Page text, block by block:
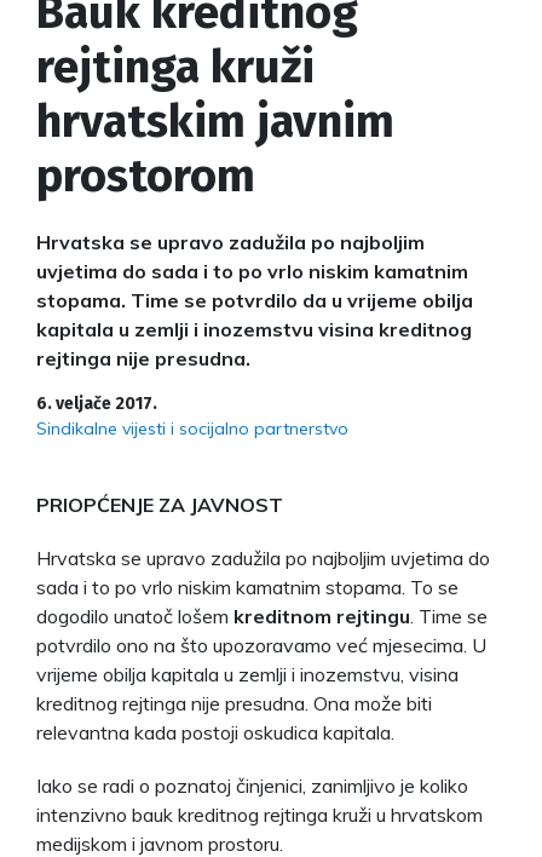
Bauk kreditnog
rejtinga kruži
hrvatskim javnim
prostorom
Hrvatska se upravo zadužila po najboljim
uvjetima do sada i to po vrlo niskim kamatnim
stopama. Time se potvrdilo da u vrijeme obilja
kapitala u zemlji i inozemstvu visina kreditnog
rejtinga nije presudna.
6. veljače 2017.
Sindikalne vijesti i socijalno partnerstvo
PRIOPĆENJE ZA JAVNOST
Hrvatska se upravo zadužila po najboljim uvjetima do
sada i to po vrlo niskim kamatnim stopama. To se
dogodilo unatoč lošem kreditnom rejtingu . Time se
potvrdilo ono na što upozoravamo već mjesecima. U
vrijeme obilja kapitala u zemlji i inozemstvu, visina
kreditnog rejtinga nije presudna. Ona može biti
relevantna kada postoji oskudica kapitala.
Iako se radi o poznatoj činjenici, zanimljivo je koliko
intenzivno bauk kreditnog rejtinga kruži u hrvatskom
medijskom i javnom prostoru.